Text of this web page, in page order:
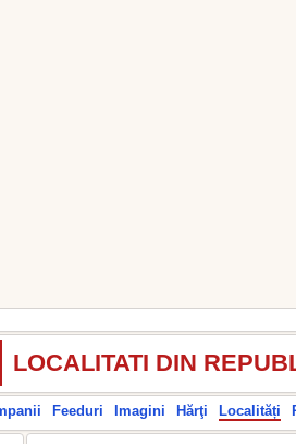
LOCALITATI DIN
Feeduri Imagini Hărţi Localități